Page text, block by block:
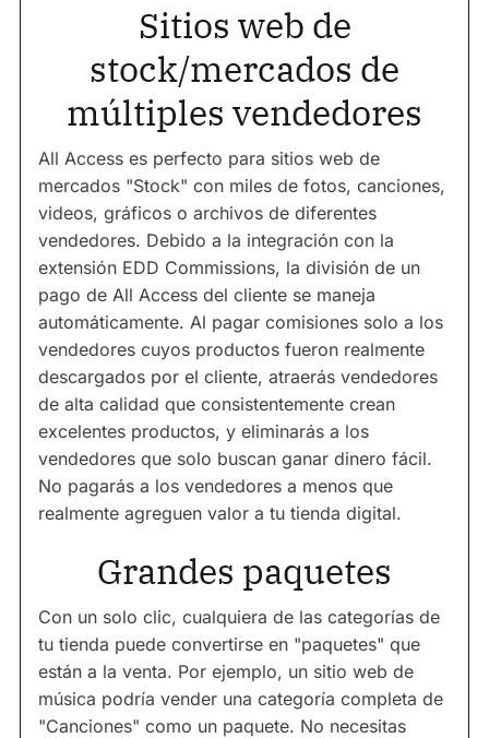
Sitios web de
stock/mercados de
múltiples vendedores
All Access es perfecto para sitios web de
mercados "Stock" con miles de fotos, canciones,
videos, gráficos o archivos de diferentes
vendedores. Debido a la integración con la
extensión EDD Commissions, la división de un
pago de All Access del cliente se maneja
automáticamente. Al pagar comisiones solo a los
vendedores cuyos productos fueron realmente
descargados por el cliente, atraerás vendedores
de alta calidad que consistentemente crean
excelentes productos, y eliminarás a los
vendedores que solo buscan ganar dinero fácil.
No pagarás a los vendedores a menos que
realmente agreguen valor a tu tienda digital.
Grandes paquetes
Con un solo clic, cualquiera de las categorías de
tu tienda puede convertirse en "paquetes" que
están a la venta. Por ejemplo, un sitio web de
música podría vender una categoría completa de
"Canciones" como un paquete. No necesitas